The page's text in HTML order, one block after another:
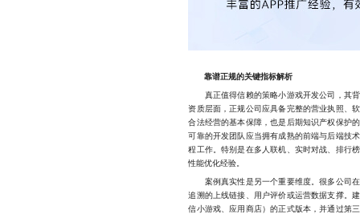
靠谱正规的关键指标解析
真正值得信赖的策略小游戏开发公司，其背
资质层面，正规公司应具备完整的营业执照、
合法经营的基本保障，也是后期知识产权保护
可靠的开发团队应当拥有成熟的前端与后端技
程工作。特别是在多人联机、实时对战、排行
性能优化经验。
案例真实性是另一个重要维度。很多公司在
追溯的上线链接、用户评价或运营数据支撑。
信小游戏、应用商店）的正式版本，并通过第